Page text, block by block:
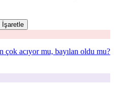
İşaretle
çok acıyor mu, bayılan oldu mu?